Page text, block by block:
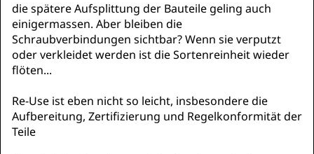
die spätere Aufsplittung der Bauteile geling auch
einigermassen. Aber bleiben die
Schraubverbindungen sichtbar? Wenn sie verputzt
oder verkleidet werden ist die Sortenreinheit wieder
flöten...
Re-Use ist eben nicht so leicht, insbesondere die
Aufbereitung, Zertifizierung und Regelkonformität der
Teile